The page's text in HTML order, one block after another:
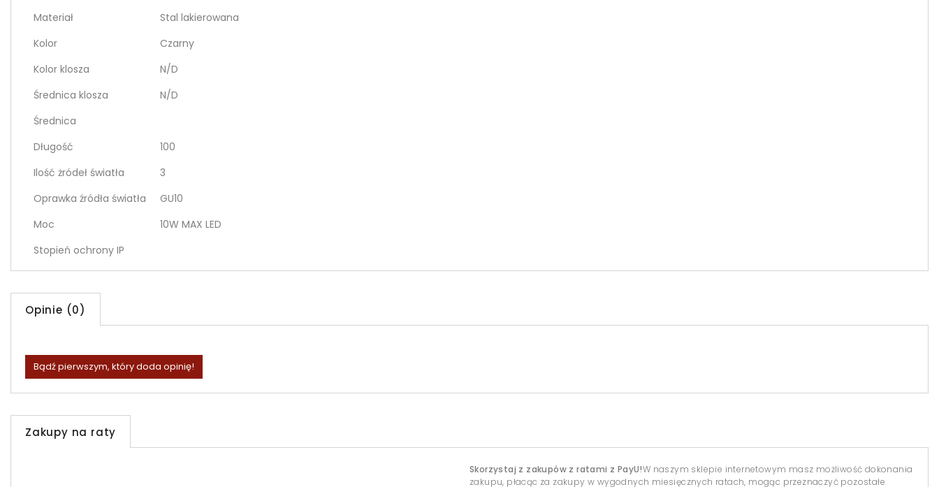
Materiał
Stal lakierowana
Kolor
Czarny
Kolor klosza
N/D
Średnica klosza
N/D
Średnica
Długość
100
Ilość żródeł światła
3
Oprawka źródła światła
GU10
Moc
10W MAX LED
Stopień ochrony IP
Opinie (0)
Bądź pierwszym, który doda opinię!
Zakupy na raty
Skorzystaj z zakupów z ratami z PayU!W naszym sklepie internetowym masz możliwość dokonania
zakupu, płacąc za zakupy w wygodnych miesięcznych ratach, mogąc przeznaczyć pozostałe